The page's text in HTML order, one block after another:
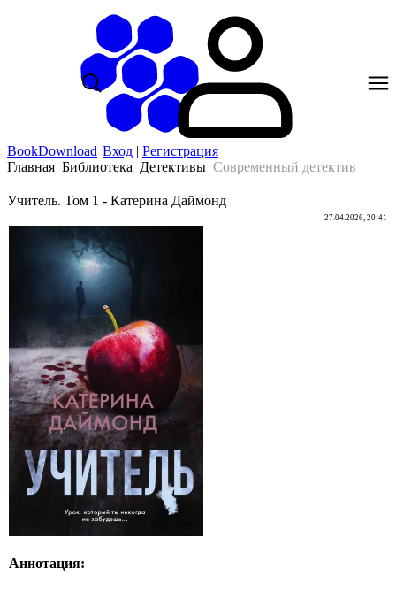
BookDownload Вход | Регистрация
Главная Библиотека Детективы Современный детектив
Учитель. Том 1 - Катерина Даймонд
27.04.2026, 20:41
Аннотация: